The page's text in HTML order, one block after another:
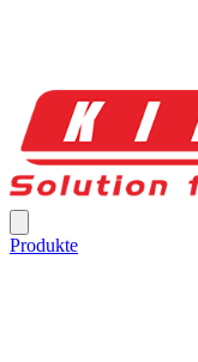
Produkte